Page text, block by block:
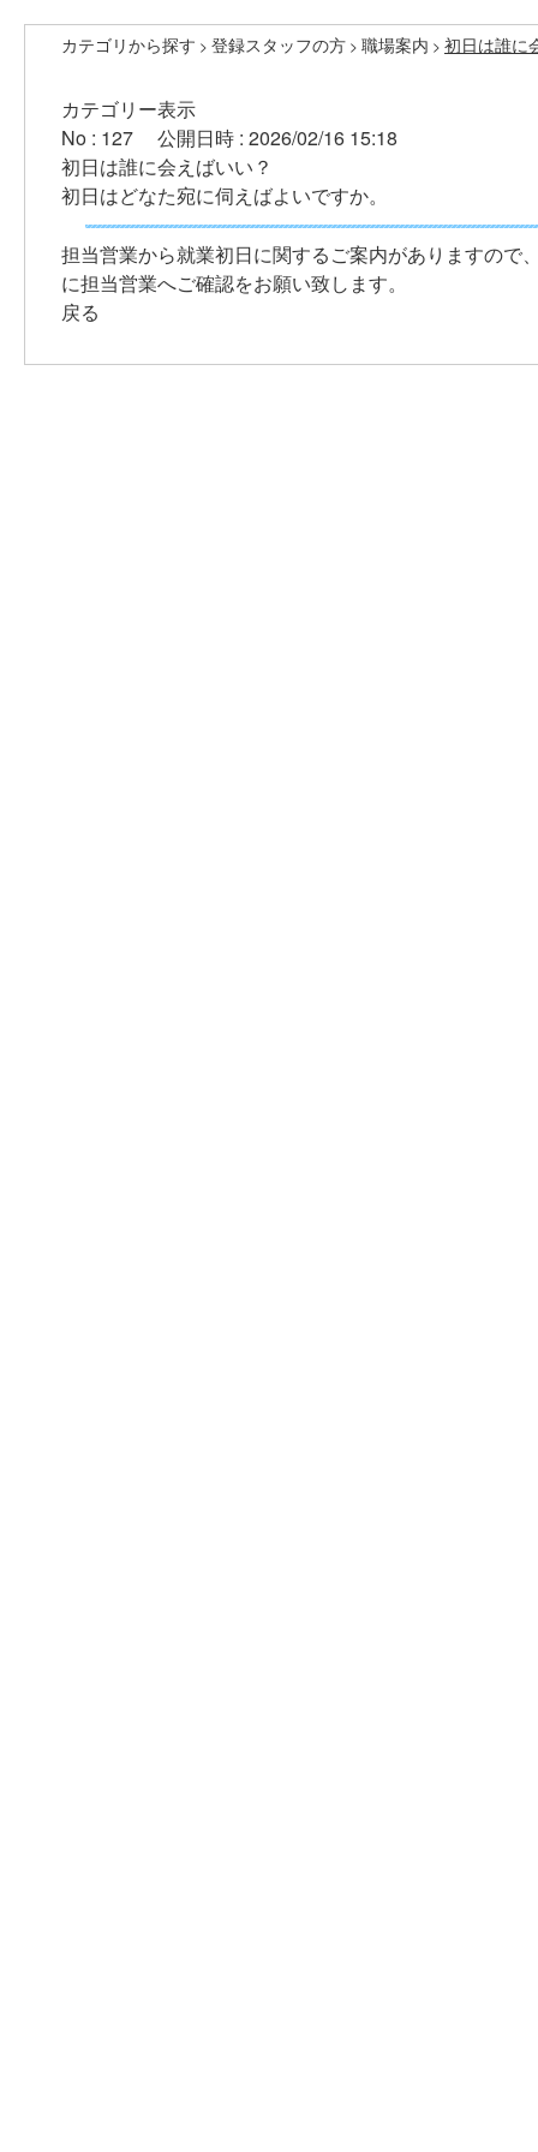
カテゴリから探す > 登録スタッフの方 > 職場案内 > 初日は誰に
カテゴリー表示
No : 127
公開日時 : 2026/02/16 15:18
初日は誰に会えばいい？
初日はどなた宛に伺えばよいですか。
担当営業から就業初日に関するご案内がありますので
に担当営業へご確認をお願い致します。
戻る